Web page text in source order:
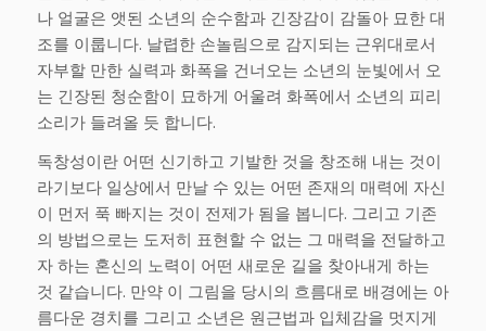
나 얼굴은 앳된 소년의 순수함과 긴장감이 감돌아 묘한 대
조를 이룹니다. 날렵한 손놀림으로 감지되는 근위대로서
자부할 만한 실력과 화폭을 건너오는 소년의 눈빛에서 오
는 긴장된 청순함이 묘하게 어울려 화폭에서 소년의 피리
소리가 들려올 듯 합니다.
독창성이란 어떤 신기하고 기발한 것을 창조해 내는 것이
라기보다 일상에서 만날 수 있는 어떤 존재의 매력에 자신
이 먼저 푹 빠지는 것이 전제가 됨을 봅니다. 그리고 기존
의 방법으로는 도저히 표현할 수 없는 그 매력을 전달하고
자 하는 혼신의 노력이 어떤 새로운 길을 찾아내게 하는
것 같습니다. 만약 이 그림을 당시의 흐름대로 배경에는 아
름다운 경치를 그리고 소년은 원근법과 입체감을 멋지게